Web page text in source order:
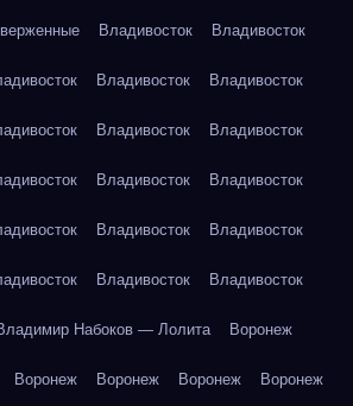
Владивосток Владивосток
Владивосток Владивосток
Владивосток Владивосток
Владивосток Владивосток
Владивосток Владивосток
Владивосток Владивосток
Набоков — Лолита Воронеж
Воронеж Воронеж Воронеж Воронеж